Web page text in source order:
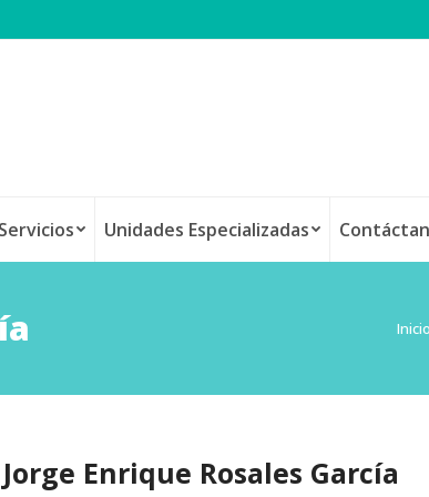
Servicios Unidades Especializadas
Inicio
Jorge Enrique Rosales García